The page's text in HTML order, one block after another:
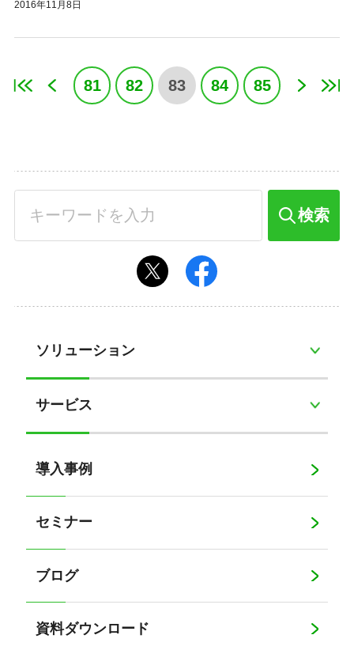
2016年11月8日
81 82 83 84 85
検索
ソリューション
サービス
導入事例
セミナー
ブログ
資料ダウンロード